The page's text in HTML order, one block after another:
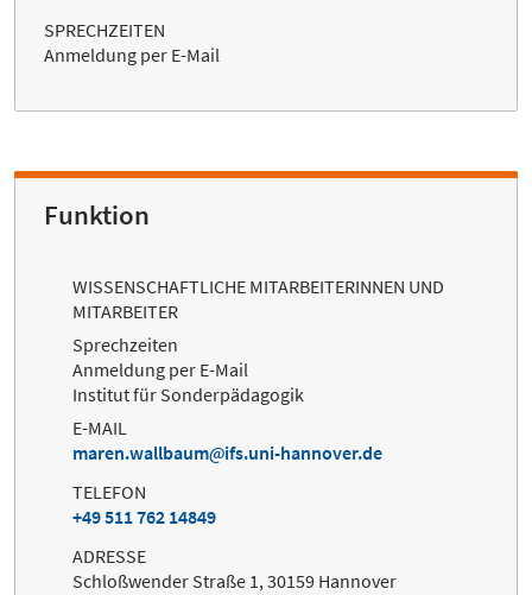
SPRECHZEITEN
Anmeldung per E-Mail
Funktion
WISSENSCHAFTLICHE MITARBEITERINNEN UND
MITARBEITER
Sprechzeiten
Anmeldung per E-Mail
Institut für Sonderpädagogik
E-MAIL
maren.wallbaum
ifs.uni-hannover.de
TELEFON
+49 511 762 14849
ADRESSE
Schloßwender Straße 1, 30159 Hannover